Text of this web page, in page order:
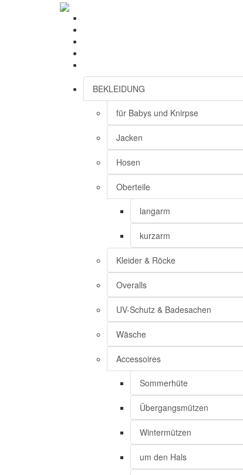
BEKLEIDUNG
für Babys und Knirpse
Jacken
Hosen
Oberteile
langarm
kurzarm
Kleider & Röcke
Overalls
UV-Schutz & Badesachen
Wäsche
Accessoires
Sommerhüte
Übergangsmützen
Wintermützen
um den Hals